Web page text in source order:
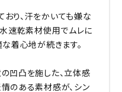
り、汗をかいても嫌な
水速乾素材使用でムレに
な着心地が続きます。
凹凸を施した、立体感
のある素材感が、シン